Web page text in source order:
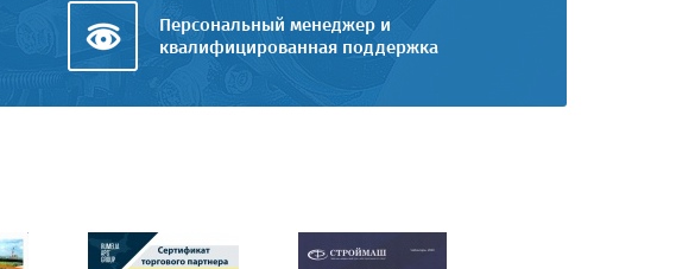
Персональный менеджер и
квалифицированная поддержка